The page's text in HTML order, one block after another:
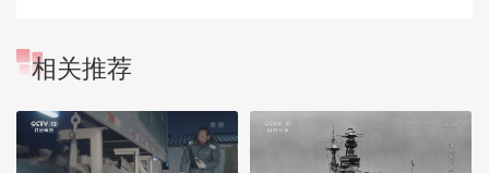
相关推荐